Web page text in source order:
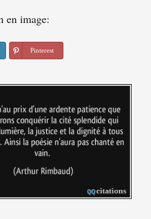
en image:
Pinterest